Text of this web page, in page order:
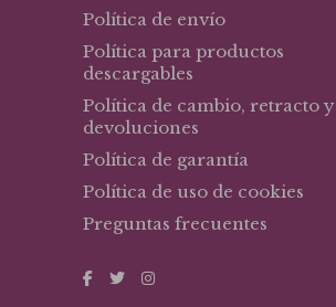
Política de envío
Política para productos
descargables
Política de cambio, retracto y
devoluciones
Política de garantía
Política de uso de cookies
Preguntas frecuentes